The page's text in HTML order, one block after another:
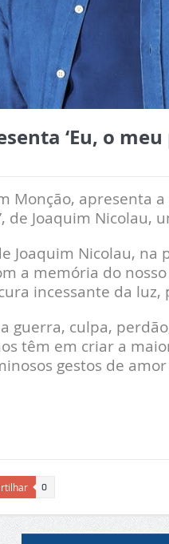
‘Eu, o
Monção, apresenta
de Joaquim
Joaquim Nicolau, na
a memória do
incessante da
guerra, culpa,
têm em criar a
gestos de
0